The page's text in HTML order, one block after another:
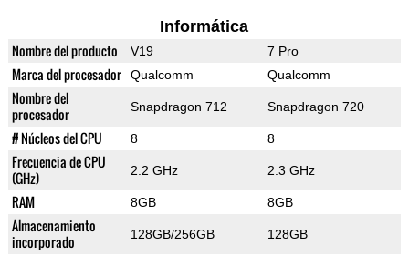
Informática
Nombre del producto V19 7 Pro
Marca del procesador Qualcomm Qualcomm
Nombre del
procesador
Snapdragon 712 Snapdragon 720
# Núcleos del CPU 8 8
Frecuencia de CPU
(GHz)
2.2 GHz 2.3 GHz
RAM 8GB 8GB
Almacenamiento
incorporado
128GB/256GB 128GB